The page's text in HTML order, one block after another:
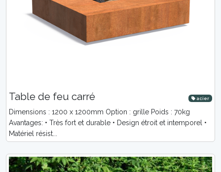
Table de feu carré acier
Dimensions : 1200 x 1200mm Option : grille Poids : 70kg
Avantages: • Très fort et durable • Design étroit et intemporel •
Matériel résist...